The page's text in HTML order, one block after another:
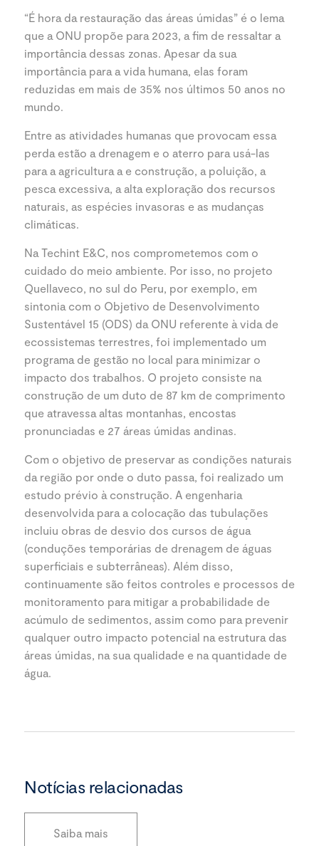
“É hora da restauração das áreas úmidas” é o lema
que a ONU propõe para 2023, a fim de ressaltar a
importância dessas zonas. Apesar da sua
importância para a vida humana, elas foram
reduzidas em mais de 35% nos últimos 50 anos no
mundo.
Entre as atividades humanas que provocam essa
perda estão a drenagem e o aterro para usá-las
para a agricultura a e construção, a poluição, a
pesca excessiva, a alta exploração dos recursos
naturais, as espécies invasoras e as mudanças
climáticas.
Na Techint E&C, nos comprometemos com o
cuidado do meio ambiente. Por isso, no projeto
Quellaveco, no sul do Peru, por exemplo, em
sintonia com o Objetivo de Desenvolvimento
Sustentável 15 (ODS) da ONU referente à vida de
ecossistemas terrestres, foi implementado um
programa de gestão no local para minimizar o
impacto dos trabalhos. O projeto consiste na
construção de um duto de 87 km de comprimento
que atravessa altas montanhas, encostas
pronunciadas e 27 áreas úmidas andinas.
Com o objetivo de preservar as condições naturais
da região por onde o duto passa, foi realizado um
estudo prévio à construção. A engenharia
desenvolvida para a colocação das tubulações
incluiu obras de desvio dos cursos de água
(conduções temporárias de drenagem de águas
superficiais e subterrâneas). Além disso,
continuamente são feitos controles e processos de
monitoramento para mitigar a probabilidade de
acúmulo de sedimentos, assim como para prevenir
qualquer outro impacto potencial na estrutura das
áreas úmidas, na sua qualidade e na quantidade de
água.
Notícias relacionadas
Saiba mais